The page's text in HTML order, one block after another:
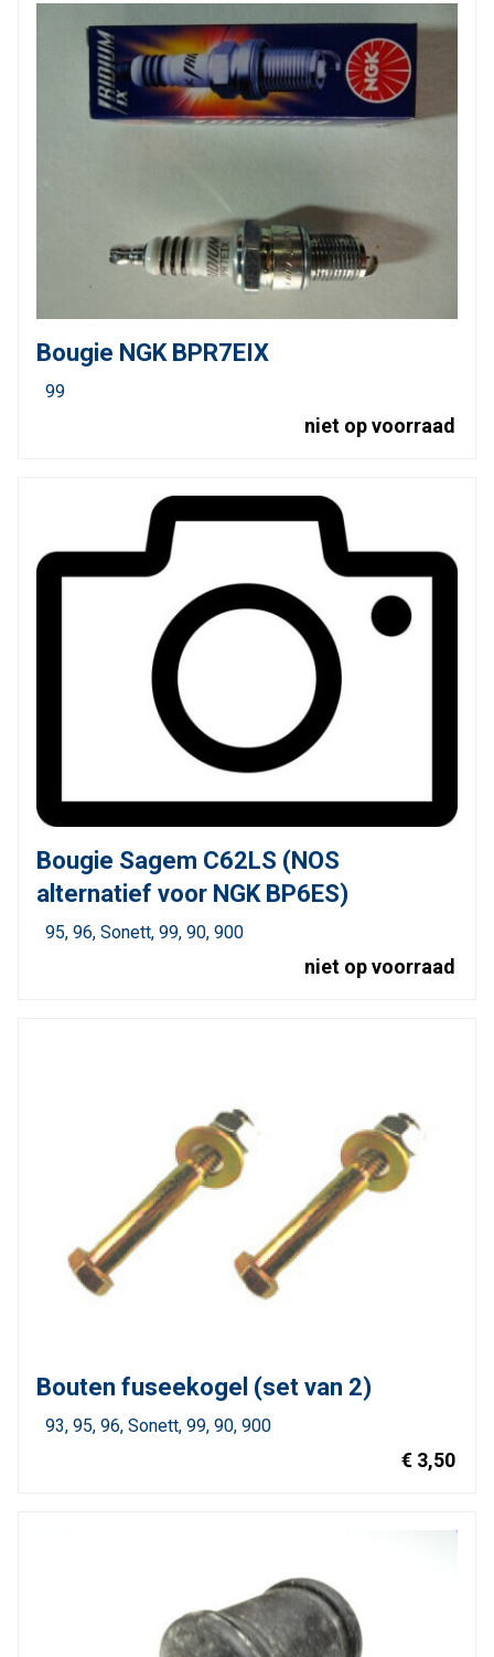
Bougie NGK BPR7EIX
99
niet op voorraad
Bougie Sagem C62LS (NOS
alternatief voor NGK BP6ES)
95 96 Sonett 99 90 900
niet op voorraad
Bouten fuseekogel (set van 2)
93 95 96 Sonett 99 90 900
€ 3,50